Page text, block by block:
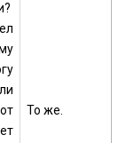
То же.